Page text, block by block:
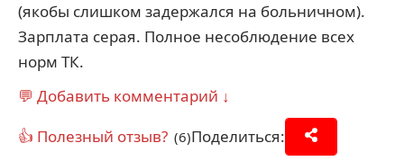
(якобы слишком задержался на больничном).
Зарплата серая. Полное несоблюдение всех
норм ТК.
💬 Добавить комментарий ↓
👍 Полезный отзыв? (6)Поделиться: